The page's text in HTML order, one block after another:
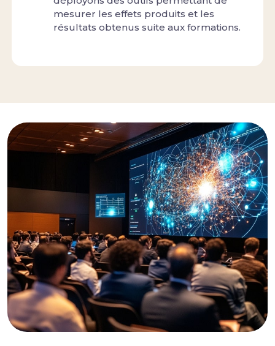
mesurer les effets produits et les
résultats obtenus suite aux formations.